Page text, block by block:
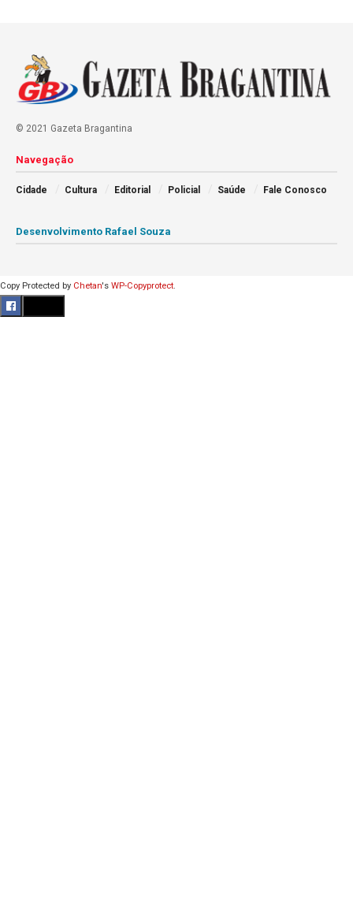
© 2021 Gazeta Bragantina
Navegação
Cidade Cultura Editorial Policial Saúde Fale Conosco
Desenvolvimento Rafael Souza
Copy Protected by Chetan's WP-Copyprotect.